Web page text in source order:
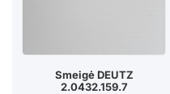
Smeigė DEUTZ
2.0432.159.7